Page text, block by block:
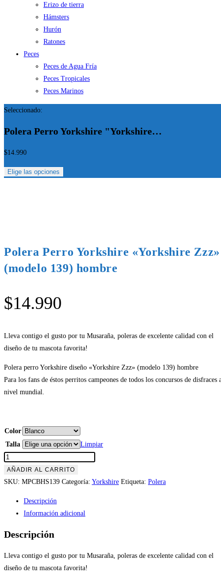
Erizo de tierra
Hámsters
Hurón
Ratones
Peces
Peces de Agua Fría
Peces Tropicales
Peces Marinos
Seleccionado:
Polera Perro Yorkshire "Yorkshire…
$14.990
Elige las opciones
Polera Perro Yorkshire «Yorkshire Zzz»
(modelo 139) hombre
$14.990
Lleva contigo el gusto por tu Musaraña, poleras de excelente calidad con el
diseño de tu mascota favorita!
Polera perro Yorkshire diseño «Yorkshire Zzz» (modelo 139) hombre
Para los fans de éstos perritos campeones de todos los concursos de disfraces
nivel mundial.
Color
Talla
Limpiar
Polera
Perro
Yorkshire
(modelo
139)
cantidad
AÑADIR AL CARRITO
SKU: MPCBHS139 Categoría: Yorkshire Etiqueta: Polera
Descripción
Información adicional
Descripción
Lleva contigo el gusto por tu Musaraña, poleras de excelente calidad con el
diseño de tu mascota favorita!